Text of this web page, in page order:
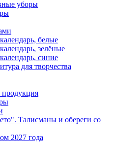
уборы
белые
зелёные
синие
для творчества
продукция
Талисманы и обереги со
2027 года